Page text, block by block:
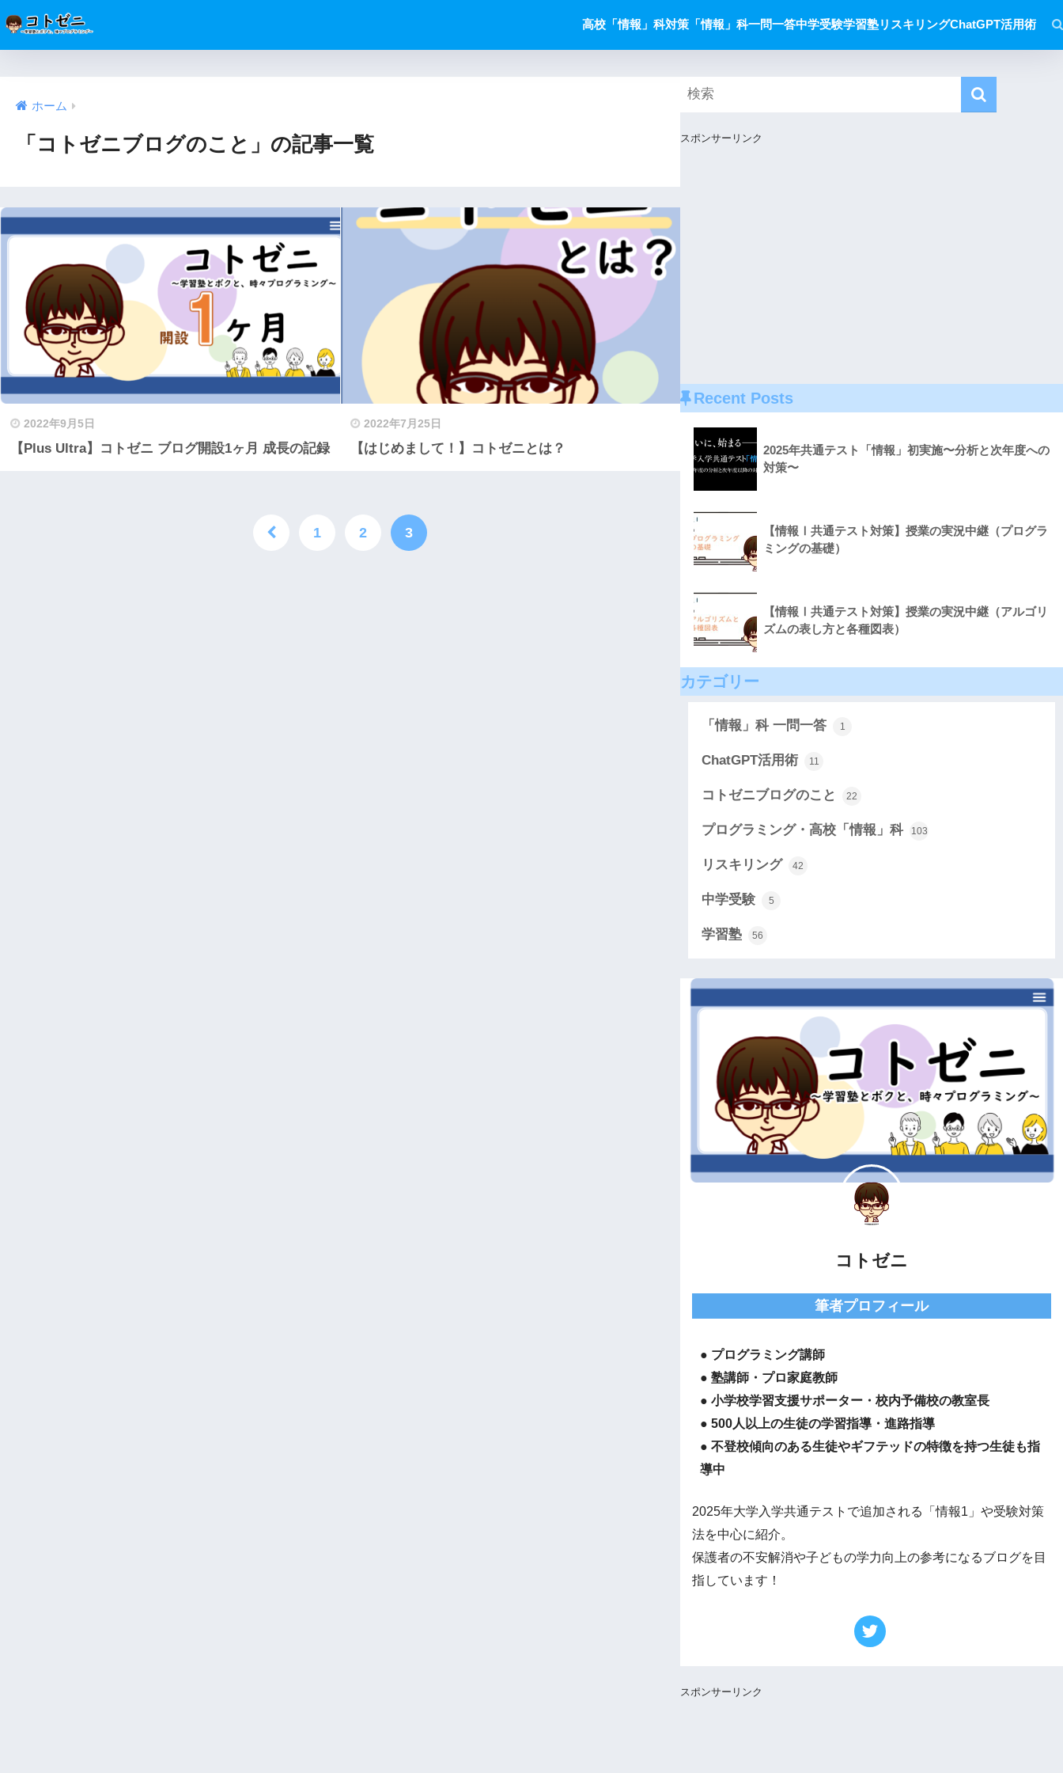
高校「情報」科対策 「情報」科一問一答中学受験学習塾リスキリングChatGPT活用術
ホーム
「コトゼニブログのこと」の記事一覧
2022年9月5日
【Plus Ultra】コトゼニ ブログ開設1ヶ月 成長の記録
2022年7月25日
【はじめまして！】コトゼニとは？
1 2 3
スポンサーリンク
Recent Posts
2025年共通テスト「情報」初実施〜分析と次年度への
対策〜
【情報Ⅰ共通テスト対策】授業の実況中継（プログラ
ミングの基礎）
【情報Ⅰ共通テスト対策】授業の実況中継（アルゴリ
ズムの表し方と各種図表）
カテゴリー
「情報」科 一問一答 1
ChatGPT活用術 11
コトゼニブログのこと 22
プログラミング・高校「情報」科 103
リスキリング 42
中学受験 5
学習塾 56
コトゼニ
筆者プロフィール
● プログラミング講師
● 塾講師・プロ家庭教師
● 小学校学習支援サポーター・校内予備校の教室長
● 500人以上の生徒の学習指導・進路指導
● 不登校傾向のある生徒やギフテッドの特徴を持つ生徒も指
導中
2025年大学入学共通テストで追加される「情報1」や受験対策
法を中心に紹介。
保護者の不安解消や子どもの学力向上の参考になるブログを目
指しています！
スポンサーリンク